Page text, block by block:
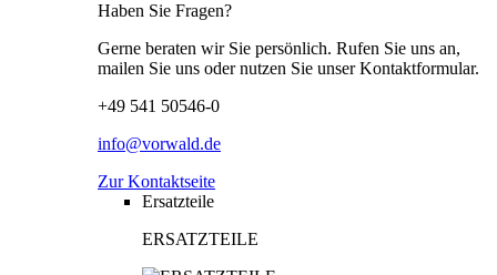
Haben Sie Fragen?
Gerne beraten wir Sie persönlich. Rufen Sie uns an,
mailen Sie uns oder nutzen Sie unser Kontaktformular.
+49 541 50546-0
info@vorwald.de
Zur Kontaktseite
Ersatzteile
ERSATZTEILE